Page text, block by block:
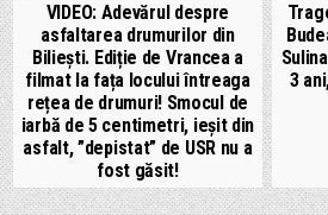
VIDEO: Adevărul despre
asfaltarea drumurilor din
Biliești. Ediție de Vrancea a
filmat la fața locului întreaga
rețea de drumuri! Smocul de
iarbă de 5 centimetri, ieșit din
asfalt, ”depistat” de USR nu a
fost găsit!
3